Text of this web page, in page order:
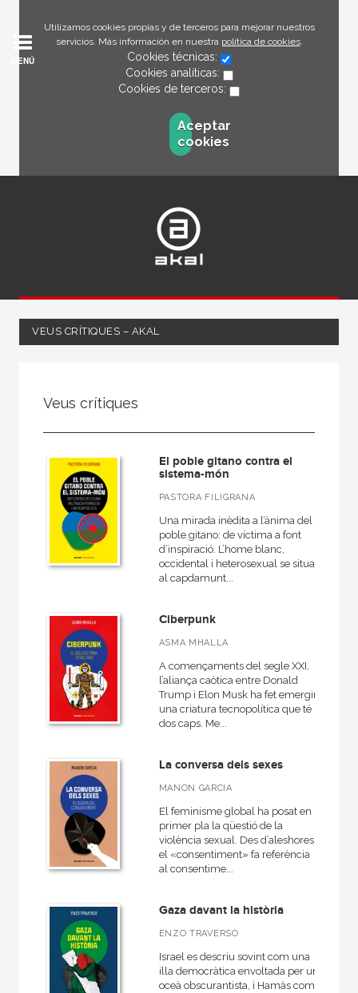
Utilizamos cookies propias y de terceros para mejorar nuestros
servicios. Más información en nuestra política de cookies.
Cookies técnicas:
Cookies analíticas:
Cookies de terceros:
Aceptar
cookies
MENÚ
VEUS CRÍTIQUES – AKAL
50 Aniversario
A fondo
Ágora / Teoría
Akadémica
Akal Infantil
Anverso
Arealonga - Letras galegas
Arquitectura
Arquitectura (textos de arquitectura)
VER TODAS... (148)
MATERIAS
Actualidad
Ciencias humanas y sociales
Ciencias naturales y técnicas
Ficción
No - Ficción
Ocio
Salud
Veus crítiques
El poble gitano contra el
sistema-món
PASTORA FILIGRANA
Una mirada inèdita a l’ànima del
poble gitano: de víctima a font
d’inspiració. L’home blanc,
occidental i heterosexual se situa
al capdamunt...
Ciberpunk
ASMA MHALLA
A començaments del segle XXI,
l’aliança caòtica entre Donald
Trump i Elon Musk ha fet emergir
una criatura tecnopolítica que té
dos caps. Me...
La conversa dels sexes
MANON GARCIA
El feminisme global ha posat en
primer pla la qüestió de la
violència sexual. Des d’aleshores,
el «consentiment» fa referència
al consentime...
Gaza davant la història
ENZO TRAVERSO
Israel es descriu sovint com una
illa democràtica envoltada per un
oceà obscurantista, i Hamàs com